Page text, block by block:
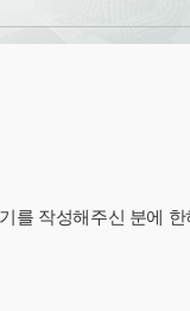
를 작성해주신 분에